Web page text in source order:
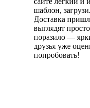
шаблон,
Доставка
выглядят
поразило —
друзья уже
попробовать!